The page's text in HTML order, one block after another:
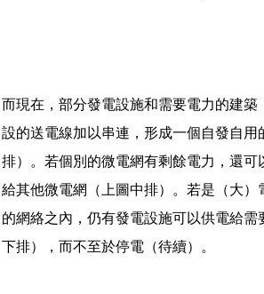
而現在，部分發電設施和需要電力的建築
設的送電線加以串連，形成一個自發自用
排）。若個別的微電網有剩餘電力，還可
給其他微電網（上圖中排）。若是（大）
的網絡之內，仍有發電設施可以供電給需
下排），而不至於停電（待續）。